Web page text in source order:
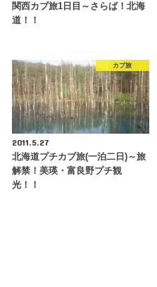
関西カブ旅1日目～さらば！北海
道！！
カブ旅
2011.5.27
北海道プチカブ旅(一泊二日)～旅
解禁！美瑛・富良野プチ観
光！！